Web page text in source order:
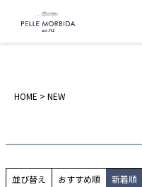
HOME NEW
並び替え おすすめ順 新着順